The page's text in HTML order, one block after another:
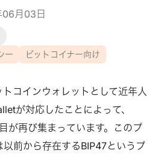
月03日
ー
ビットコイナー向け
コインウォレットとして近年人
が対応したことによって、
が再び集まっています。このプ
以前から存在するBIP47というプ